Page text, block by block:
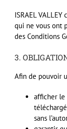
ISRAEL VALLEY
qui ne vous ont
des Conditions
3.
Afin de pouvoir
afficher le
sans